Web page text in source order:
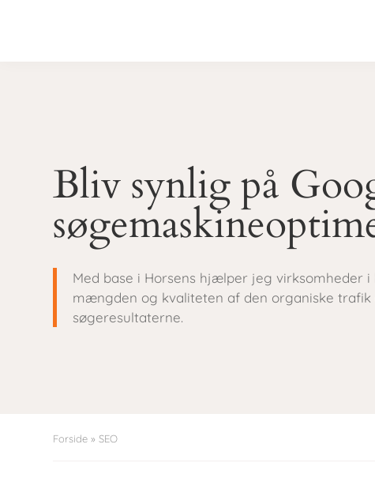
Bliv synlig på
Med base i Horsens hjælper jeg virksomheder
mængden og kvaliteten af den organiske
søgeresultaterne.
Forside »SEO